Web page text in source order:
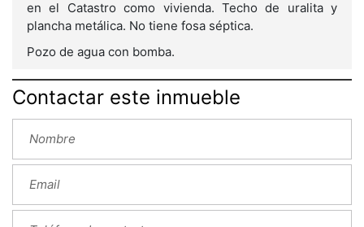
en el Catastro como vivienda. Techo de uralita y
plancha metálica. No tiene fosa séptica.
Pozo de agua con bomba.
Contactar este inmueble